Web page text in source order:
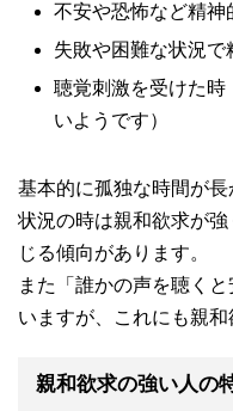
不安や恐怖など精神
失敗や困難な状況
聴覚刺激を受けた時
いようです）
基本的に孤独な時間が
状況の時は親和欲求が
じる傾向があります。
また「誰かの声を聴く
いますが、これにも親和
親和欲求の強い人の